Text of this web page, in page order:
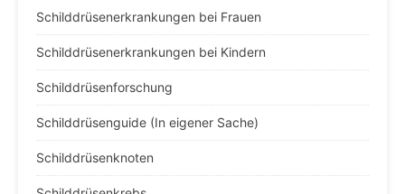
Schilddrüsenerkrankungen bei Frauen
Schilddrüsenerkrankungen bei Kindern
Schilddrüsenforschung
Schilddrüsenguide (In eigener Sache)
Schilddrüsenknoten